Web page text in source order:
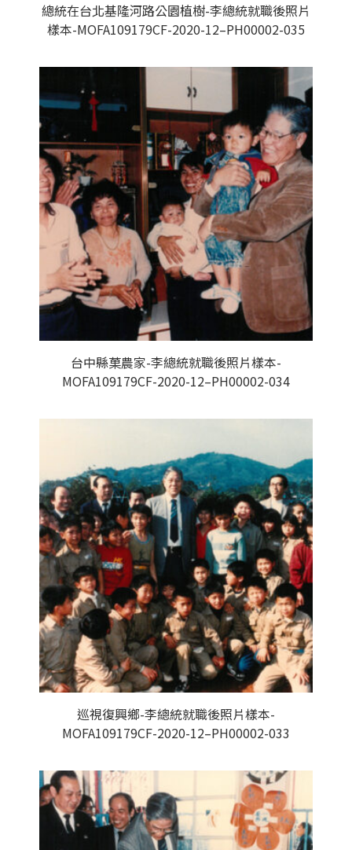
總統在台北基隆河路公園植樹-李總統就職後照片
樣本-MOFA109179CF-2020-12–PH00002-035
台中縣菓農家-李總統就職後照片樣本-
MOFA109179CF-2020-12–PH00002-034
巡視復興鄉-李總統就職後照片樣本-
MOFA109179CF-2020-12–PH00002-033